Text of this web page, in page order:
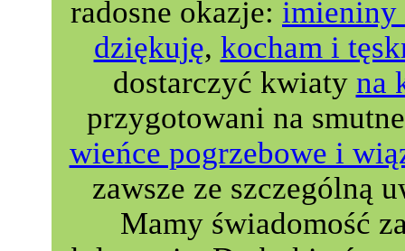
radosne okazje: imieniny
dziękuję, kocham i
dostarczyć kwiaty na
przygotowani na
wieńce pogrzebowe i
zawsze ze szczególną
Mamy świadomość